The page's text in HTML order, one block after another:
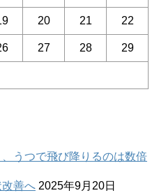
20 21 22
27 28 29
うつで飛び降りるのは数倍
善へ 2025年9月20日